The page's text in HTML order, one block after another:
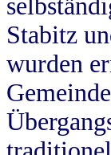
Stabitz
wurden